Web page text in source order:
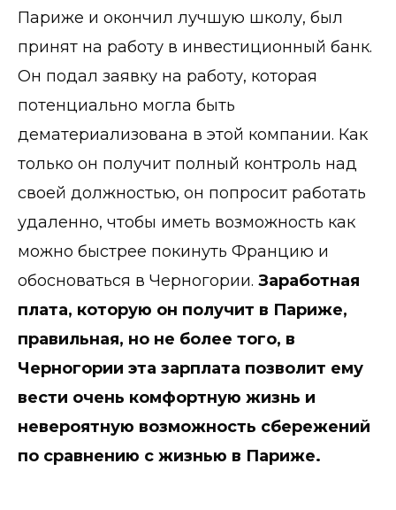
Париже и окончил лучшую школу, был
принят на работу в инвестиционный банк.
Он подал заявку на работу, которая
потенциально могла быть
дематериализована в этой компании. Как
только он получит полный контроль над
своей должностью, он попросит работать
удаленно, чтобы иметь возможность как
можно быстрее покинуть Францию ​​и
обосноваться в Черногории. Заработная
плата, которую он получит в Париже,
правильная, но не более того, в
Черногории эта зарплата позволит ему
вести очень комфортную жизнь и
невероятную возможность сбережений
по сравнению с жизнью в Париже.